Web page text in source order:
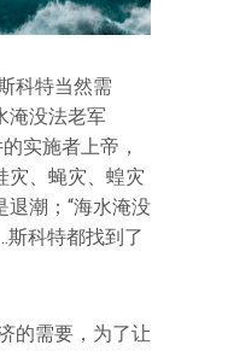
科特当然需
淹没法老军
实施者上帝，
灾、蝇灾、蝗灾
退潮；“海水淹没
斯科特都找到了
的需要，为了让